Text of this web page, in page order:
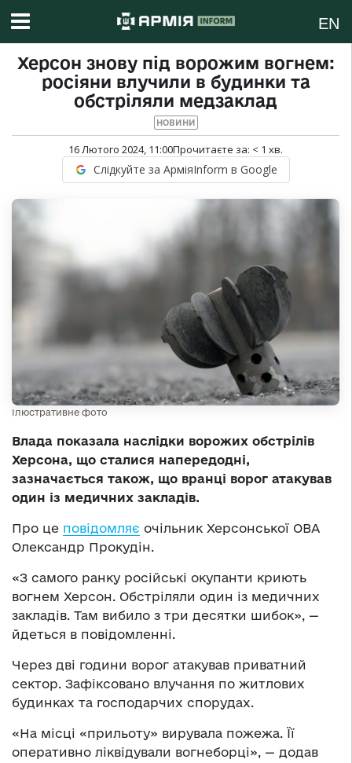
EN
Херсон знову під ворожим вогнем:
росіяни влучили в будинки та
обстріляли медзаклад
НОВИНИ
16 Лютого 2024, 11:00Прочитаєте за: < 1 хв.
Слідкуйте за АрміяInform в Google
Ілюстративне фото
Влада показала наслідки ворожих обстрілів
Херсона, що сталися напередодні,
зазначається також, що вранці ворог атакував
один із медичних закладів.
Про це повідомляє очільник Херсонської ОВА
Олександр Прокудін.
«З самого ранку російські окупанти криють
вогнем Херсон. Обстріляли один із медичних
закладів. Там вибило з три десятки шибок», —
йдеться в повідомленні.
Через дві години ворог атакував приватний
сектор. Зафіксовано влучання по житлових
будинках та господарчих спорудах.
«На місці «прильоту» вирувала пожежа. Її
оперативно ліквідували вогнеборці», — додав